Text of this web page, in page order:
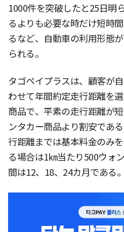
1000件を突破したと25日明
るよりも必要な時だけ短時
るなど、自動車の利用形態
られる。
タゴペイプラスは、顧客が
わせて年間約定走行距離を
商品で、平素の走行距離が
ンタカー商品より割安であ
行距離までは基本料金のみ
る場合は1㎞当たり500ウォ
間は12、18、24カ月である。